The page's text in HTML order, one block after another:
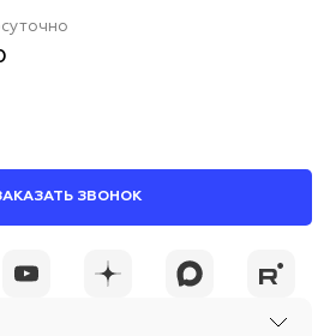
ЗВОНОК